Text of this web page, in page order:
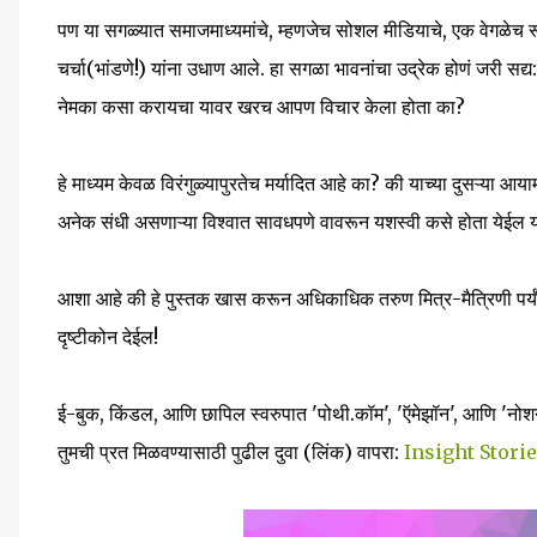
पण या सगळ्यात समाजमाध्यमांचे, म्हणजेच सोशल मीडियाचे, एक वेगळेच
चर्चा(भांडणे!) यांना उधाण आले. हा सगळा भावनांचा उद्रेक होणं जरी
नेमका कसा करायचा यावर खरच आपण विचार केला होता का?
हे माध्यम केवळ विरंगुळ्यापुरतेच मर्यादित आहे का? की याच्या दुसऱ्या
अनेक संधी असणाऱ्या विश्वात सावधपणे वावरून यशस्वी कसे होता येईल
आशा आहे की हे पुस्तक खास करून अधिकाधिक तरुण मित्र-मैत्रिणी
दृष्टीकोन देईल!
ई-बुक, किंडल, आणि छापिल स्वरुपात 'पोथी.कॉम', 'ऍमेझॉन', आणि
तुमची प्रत मिळवण्यासाठी पुढील दुवा (लिंक) वापरा: Insight